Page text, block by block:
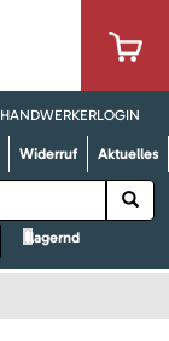
HANDWERKERLOGIN
Widerruf Aktuelles
lagernd